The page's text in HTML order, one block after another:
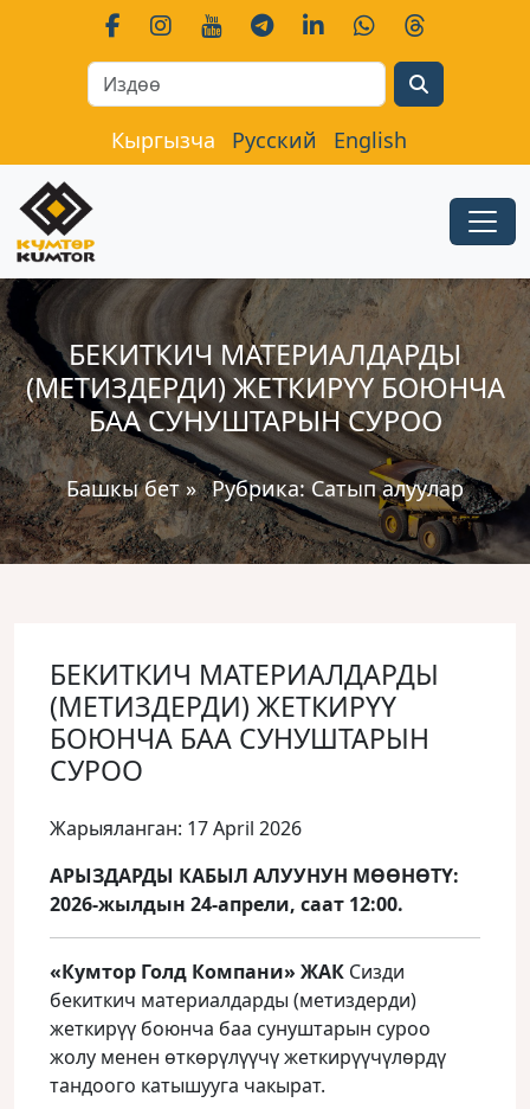
Кыргызча Русский English
БЕКИТКИЧ МАТЕРИАЛДАРДЫ
(МЕТИЗДЕРДИ) ЖЕТКИРҮҮ БОЮНЧА
БАА СУНУШТАРЫН СУРОО
Башкы бет» Рубрика:Сатып алуулар
БЕКИТКИЧ МАТЕРИАЛДАРДЫ
(МЕТИЗДЕРДИ) ЖЕТКИРҮҮ
БОЮНЧА БАА СУНУШТАРЫН
СУРОО
Жарыяланган: 17 April 2026
АРЫЗДАРДЫ КАБЫЛ АЛУУНУН МӨӨНӨТҮ:
2026-жылдын 24-апрели, саат 12:00.
«Кумтор Голд Компани» ЖАК Сизди
бекиткич материалдарды (метиздерди)
жеткирүү боюнча баа сунуштарын суроо
жолу менен өткөрүлүүчү жеткирүүчүлөрдү
тандоого катышууга чакырат.